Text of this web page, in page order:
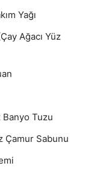
Yağı
Ağacı Yüz
Banyo Tuzu
Çamur Sabunu